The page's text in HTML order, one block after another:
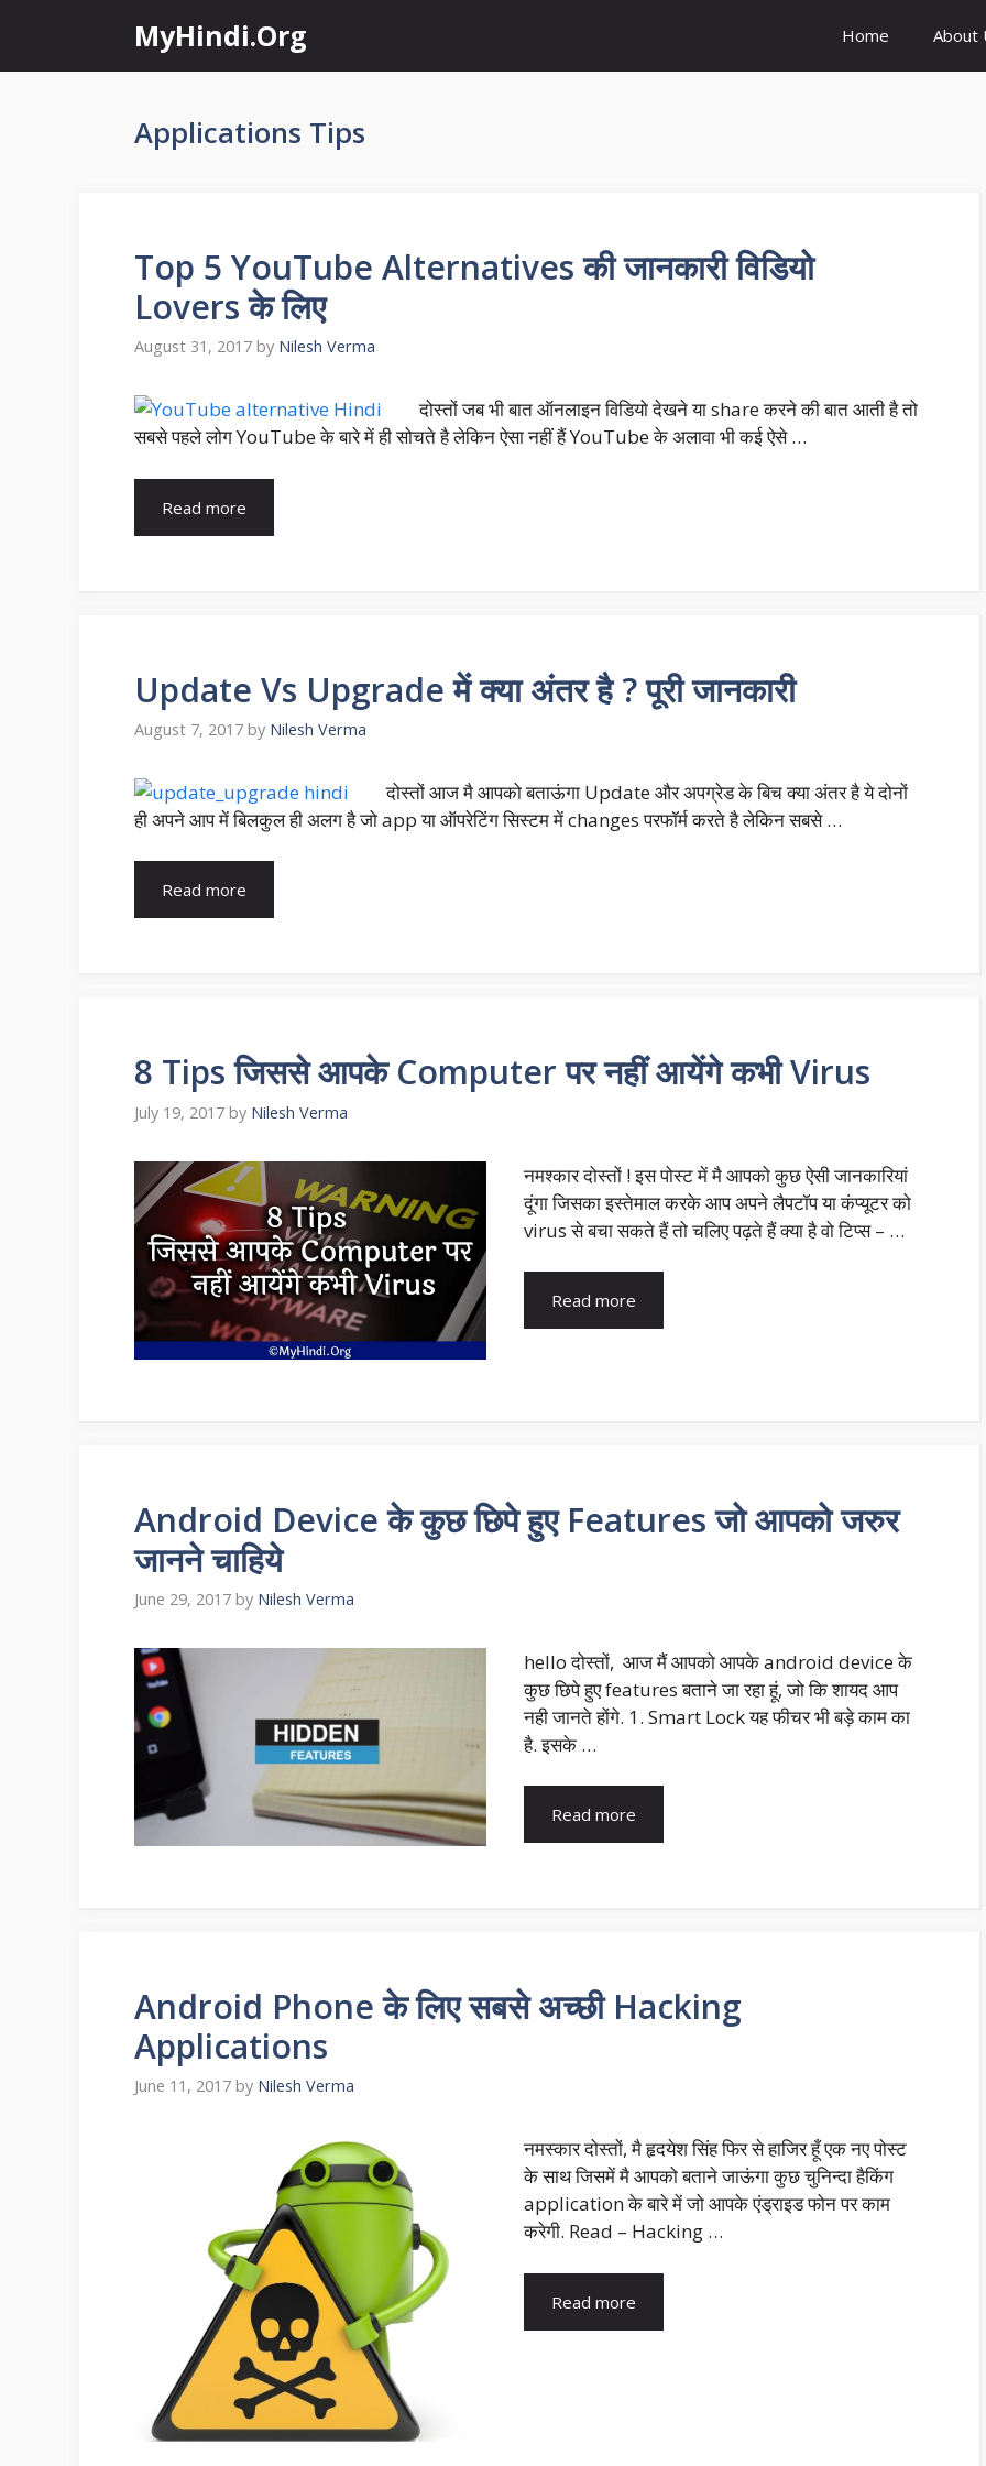
content
MyHindi.Org Home About
Applications Tips
Top 5 YouTube Alternatives की जानकारी विडियो
Lovers के लिए
August 31, 2017 by Nilesh Verma
दोस्तों जब भी बात ऑनलाइन विडियो देखने या share करने की बात आती है तो
सबसे पहले लोग YouTube के बारे में ही सोचते है लेकिन ऐसा नहीं हैं YouTube के अलावा भी कई ऐसे …
Read more
Update Vs Upgrade में क्या अंतर है ? पूरी जानकारी
August 7, 2017 by Nilesh Verma
दोस्तों आज मै आपको बताऊंगा Update और अपग्रेड के बिच क्या अंतर है ये दोनों
ही अपने आप में बिलकुल ही अलग है जो app या ऑपरेटिंग सिस्टम में changes परफॉर्म करते है लेकिन सबसे …
Read more
8 Tips जिससे आपके Computer पर नहीं आयेंगे कभी Virus
July 19, 2017 by Nilesh Verma
नमश्कार दोस्तों ! इस पोस्ट में मै आपको कुछ ऐसी जानकारियां
दूंगा जिसका इस्तेमाल करके आप अपने लैपटॉप या कंप्यूटर को
virus से बचा सकते हैं तो चलिए पढ़ते हैं क्या है वो टिप्स – …
Read more
Android Device के कुछ छिपे हुए Features जो आपको जरुर
जानने चाहिये
June 29, 2017 by Nilesh Verma
hello दोस्तों, आज मैं आपको आपके android device के
कुछ छिपे हुए features बताने जा रहा हूं, जो कि शायद आप
नही जानते होंगे. 1. Smart Lock यह फीचर भी बड़े काम का
है. इसके …
Read more
Android Phone के लिए सबसे अच्छी Hacking
Applications
June 11, 2017 by Nilesh Verma
नमस्कार दोस्तों, मै हृदयेश सिंह फिर से हाजिर हूँ एक नए पोस्ट
के साथ जिसमें मै आपको बताने जाऊंगा कुछ चुनिन्दा हैकिंग
application के बारे में जो आपके एंड्राइड फोन पर काम
करेगी. Read – Hacking …
Read more